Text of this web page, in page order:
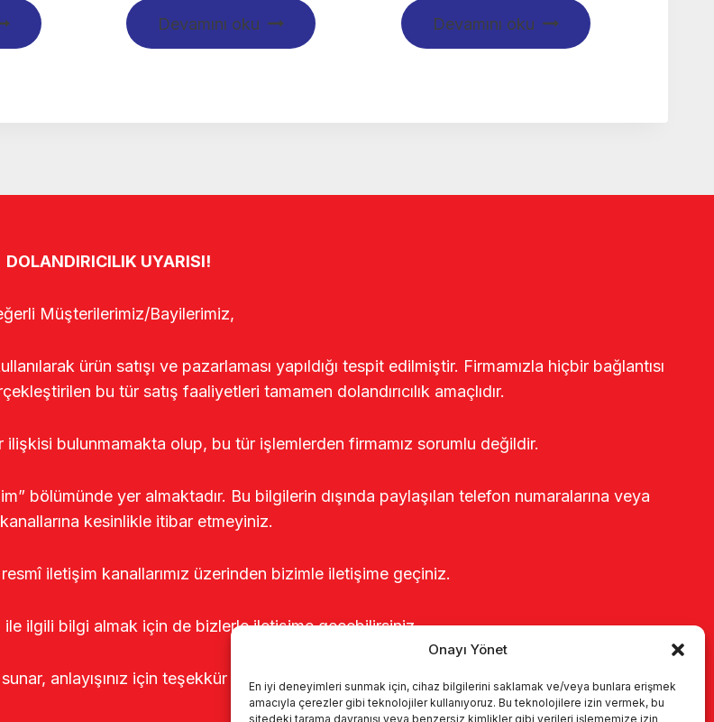
Onayı Yönet
En iyi deneyimleri sunmak için, cihaz bilgilerini saklamak ve/veya bunlara erişmek
amacıyla çerezler gibi teknolojiler kullanıyoruz. Bu teknolojilere izin vermek, bu
sitedeki tarama davranışı veya benzersiz kimlikler gibi verileri işlememize izin
Devamını oku Devamını oku
DOLANDIRICILIK UYARISI!
Müşterilerimiz/Bayilerimiz,
ürün satışı ve pazarlaması yapıldığı tespit edilmiştir. Firmamızla hiçbir bağlantısı
bu tür satış faaliyetleri tamamen dolandırıcılık amaçlıdır.
ilişkisi bulunmamakta olup, bu tür işlemlerden firmamız sorumlu değildir.
bölümünde yer almaktadır. Bu bilgilerin dışında paylaşılan telefon numaralarına veya
kesinlikle itibar etmeyiniz.
iletişim kanallarımız üzerinden bizimle iletişime geçiniz.
ilgili bilgi almak için de bizlerle iletişime geçebilirsiniz.
anlayışınız için teşekkür ederiz.